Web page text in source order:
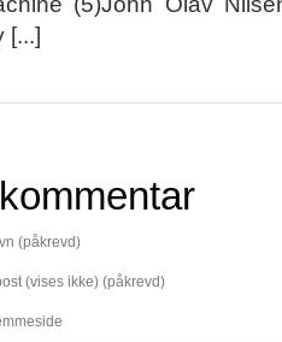
[...]
(påkrevd)
(vises ikke) (påkrevd)